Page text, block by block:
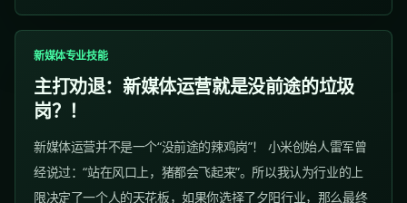
新媒体专业技能
主打劝退：新媒体运营就是没前途的垃圾
岗？！
新媒体运营并不是一个“没前途的辣鸡岗”！ 小米创始人雷军曾
经说过：“站在风口上，猪都会飞起来”。所以我认为行业的上
限决定了一个人的天花板，如果你选择了夕阳行业，那么最终